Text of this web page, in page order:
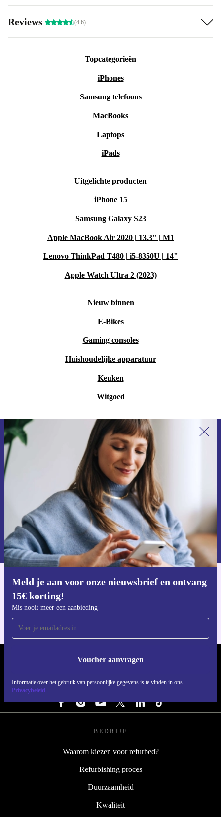
Reviews (4.6)
Topcategorieën
iPhones
Samsung telefoons
MacBooks
Laptops
iPads
Uitgelichte producten
iPhone 15
Samsung Galaxy S23
Apple MacBook Air 2020 | 13.3" | M1
Lenovo ThinkPad T480 | i5-8350U | 14"
Apple Watch Ultra 2 (2023)
Nieuw binnen
E-Bikes
Gaming consoles
Huishoudelijke apparatuur
Keuken
Witgoed
Meld je aan voor onze nieuwsbrief en ontvang
15€ korting!
Mis nooit meer een aanbieding
Voucher aanvragen
Informatie over het gebruik van persoonlijke gegevens is te vinden in ons
Privacybeleid
Meld je aan voor onze nieuwsbrief en
ontvang €15 korting!
Mis nooit meer een aanbieding.
Voucher aanvragen
Informatie over het gebruik van persoonsgegevens vind je in ons
privacybeleid
Download de refurbed app
REFURBED NEDERLAND - RETHINK NEW.
VOLG ONS
BEDRIJF
Waarom kiezen voor refurbed?
Refurbishing proces
Duurzaamheid
Kwaliteit